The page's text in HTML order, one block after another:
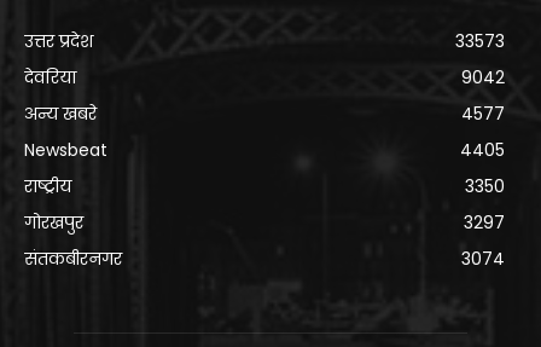
उत्तर प्रदेश
33573
देवरिया
9042
अन्य खबरे
4577
Newsbeat
4405
राष्ट्रीय
3350
गोरखपुर
3297
संतकबीरनगर
3074